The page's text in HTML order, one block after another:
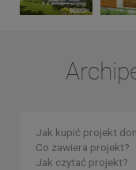
Jak kupić projekt
Co zawiera projekt?
Jak czytać projekt?